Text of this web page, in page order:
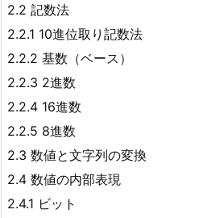
2.2 記数法
2.2.1 10進位取り記数法
2.2.2 基数（ベース）
2.2.3 2進数
2.2.4 16進数
2.2.5 8進数
2.3 数値と文字列の変換
2.4 数値の内部表現
2.4.1 ビット